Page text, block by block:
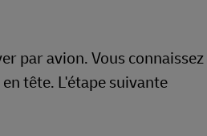
par avion. Vous connaissez
tête. L'étape suivante